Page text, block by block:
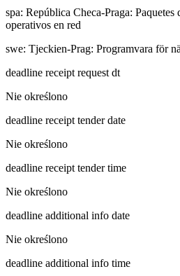
spa: República Checa-Praga: Paquetes
operativos en red
swe: Tjeckien-Prag: Programvara för
deadline receipt request dt
Nie określono
deadline receipt tender date
Nie określono
deadline receipt tender time
Nie określono
deadline additional info date
Nie określono
deadline additional info time